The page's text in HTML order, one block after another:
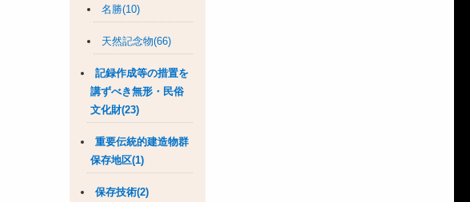
名勝(10)
天然記念物(66)
記録作成等の措置を
講ずべき無形・民俗
文化財(23)
重要伝統的建造物群
保存地区(1)
保存技術(2)